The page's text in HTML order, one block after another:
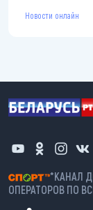
Новости онлайн
*КАНАЛ
ОПЕРАТОРОВ ПО